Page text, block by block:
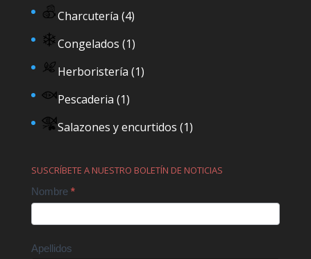
Charcutería (4)
Congelados (1)
Herboristería (1)
Pescaderia (1)
Salazones y encurtidos (1)
SUSCRÍBETE A NUESTRO BOLETÍN DE NOTICIAS
Contact
Nombre *
Apellidos